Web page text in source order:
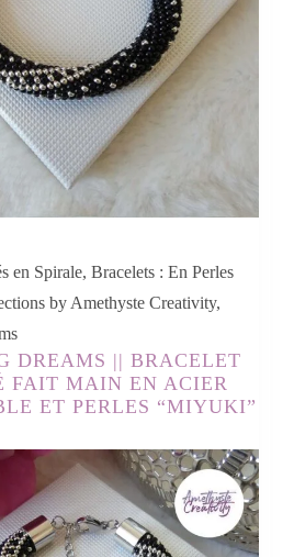
en Spirale,Bracelets : En Perles
by Amethyste Creativity,
DREAMS || BRACELET
FAIT MAIN EN ACIER
ET PERLES “MIYUKI”